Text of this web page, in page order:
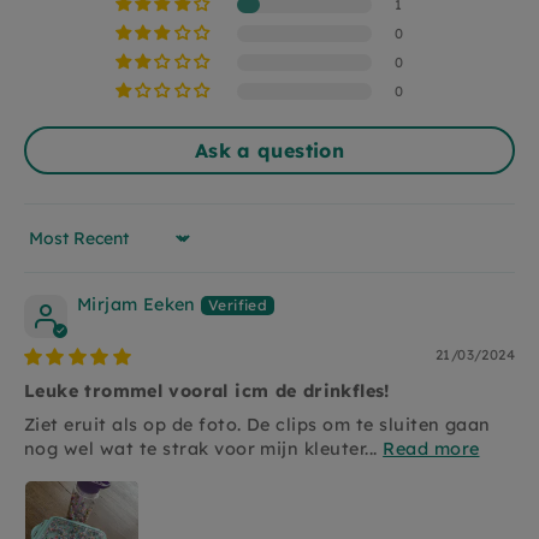
only be washed by hand, do not wash the
transparent part with the pops, you can simply
click it loose and fixed. A PP bread bin, food safe
BPA free.
1
0
0
0
Ask a question
Sort by
Mirjam Eeken
21/03/2024
Leuke trommel vooral icm de drinkfles!
Ziet eruit als op de foto. De clips om te sluiten gaan
nog wel wat te strak voor mijn kleuter... Read more